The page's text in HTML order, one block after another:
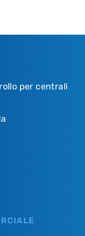
per centrali